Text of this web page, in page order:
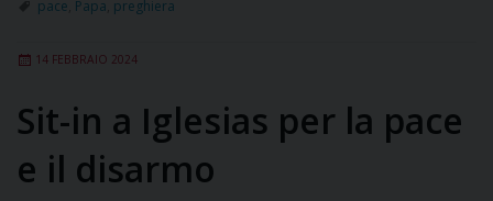
pace Papa preghiera
14 FEBBRAIO 2024
Sit-in a Iglesias per la pace
e il disarmo